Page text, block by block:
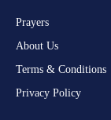
Prayers
About Us
Terms & Conditions
Privacy Policy